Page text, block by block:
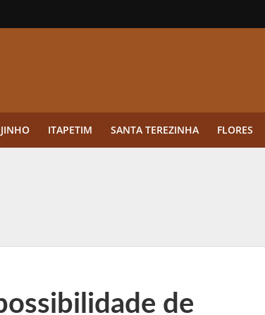
ITAPETIM SANTA TEREZINHA FLORES
focado em multiplicadores
de